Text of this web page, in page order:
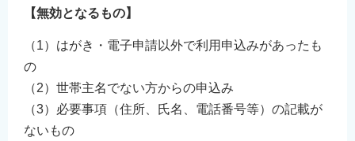
【無効となるもの】
（1）はがき・電子申請以外で利用申込みがあったも
の
（2）世帯主名でない方からの申込み
（3）必要事項（住所、氏名、電話番号等）の記載が
ないもの